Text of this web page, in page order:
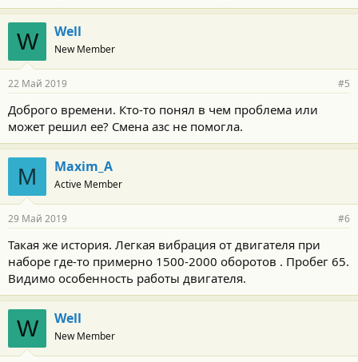
W Well
New Member
22 Май 2019 #5
Доброго времени. Кто-то понял в чем проблема или
может решил ее? Смена азс не помогла.
M Maxim_A
Active Member
29 Май 2019 #6
Такая же история. Легкая вибрация от двигателя при
наборе где-то примерно 1500-2000 оборотов . Пробег 65.
Видимо особенность работы двигателя.
W Well
New Member